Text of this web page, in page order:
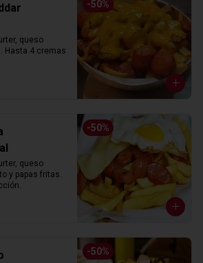
-50%
queso
Hasta 4 cremas
-50%
queso
y papas fritas.
-50%